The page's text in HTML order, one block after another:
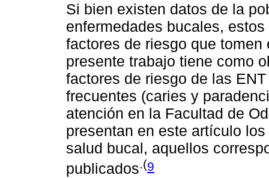
Si bien existen datos de la
enfermedades bucales,
factores de riesgo que
presente trabajo tiene como
factores de riesgo de las
frecuentes (caries y
atención en la Facultad de
presentan en este artículo
salud bucal, aquellos
publicados.(9